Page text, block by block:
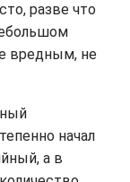
разве что
вредным, не
начал
а в